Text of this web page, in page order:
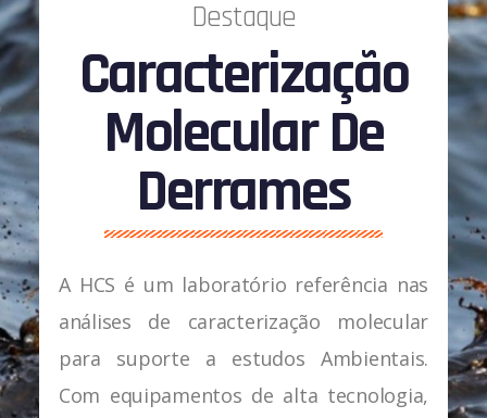
Destaque
Caracterização
Molecular De
Derrames
A HCS é um laboratório referência nas
análises de caracterização molecular
para suporte a estudos Ambientais.
Com equipamentos de alta tecnologia,